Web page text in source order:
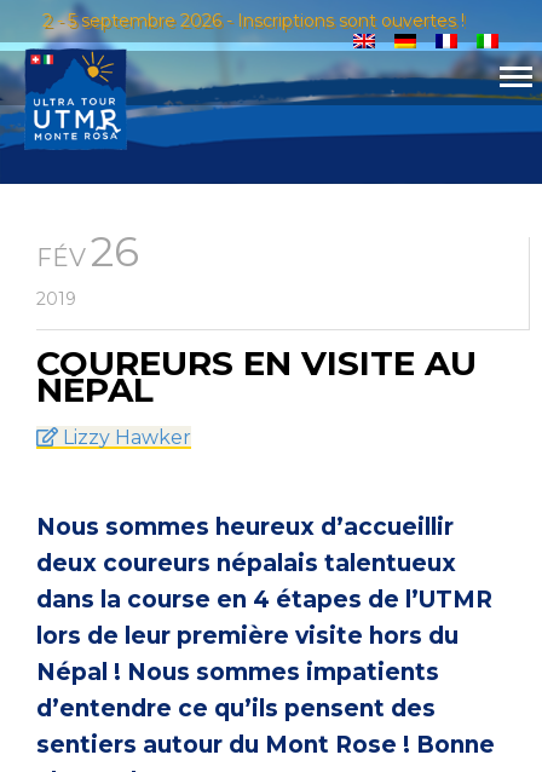
2 - 5 septembre 2026 - Inscriptions sont ouvertes !
FÉV26
2019
COUREURS EN VISITE AU
NÉPAL
Lizzy Hawker
Nous sommes heureux d’accueillir
deux coureurs népalais talentueux
dans la course en 4 étapes de l’UTMR
lors de leur première visite hors du
Népal ! Nous sommes impatients
d’entendre ce qu’ils pensent des
sentiers autour du Mont Rose ! Bonne